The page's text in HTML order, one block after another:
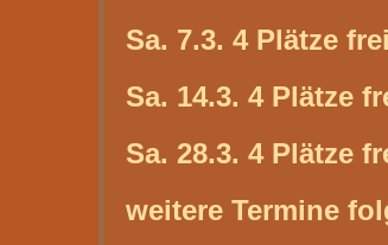
Sa. 7.3. 4 Plätze frei
Sa. 14.3. 4 Plätze
Sa. 28.3. 4 Plätze
weitere Termine